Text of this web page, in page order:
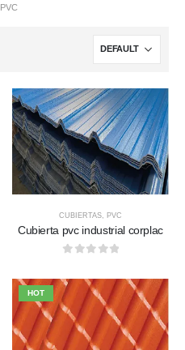
PVC
CUBIERTAS, PVC
Cubierta pvc industrial corplac
HOT